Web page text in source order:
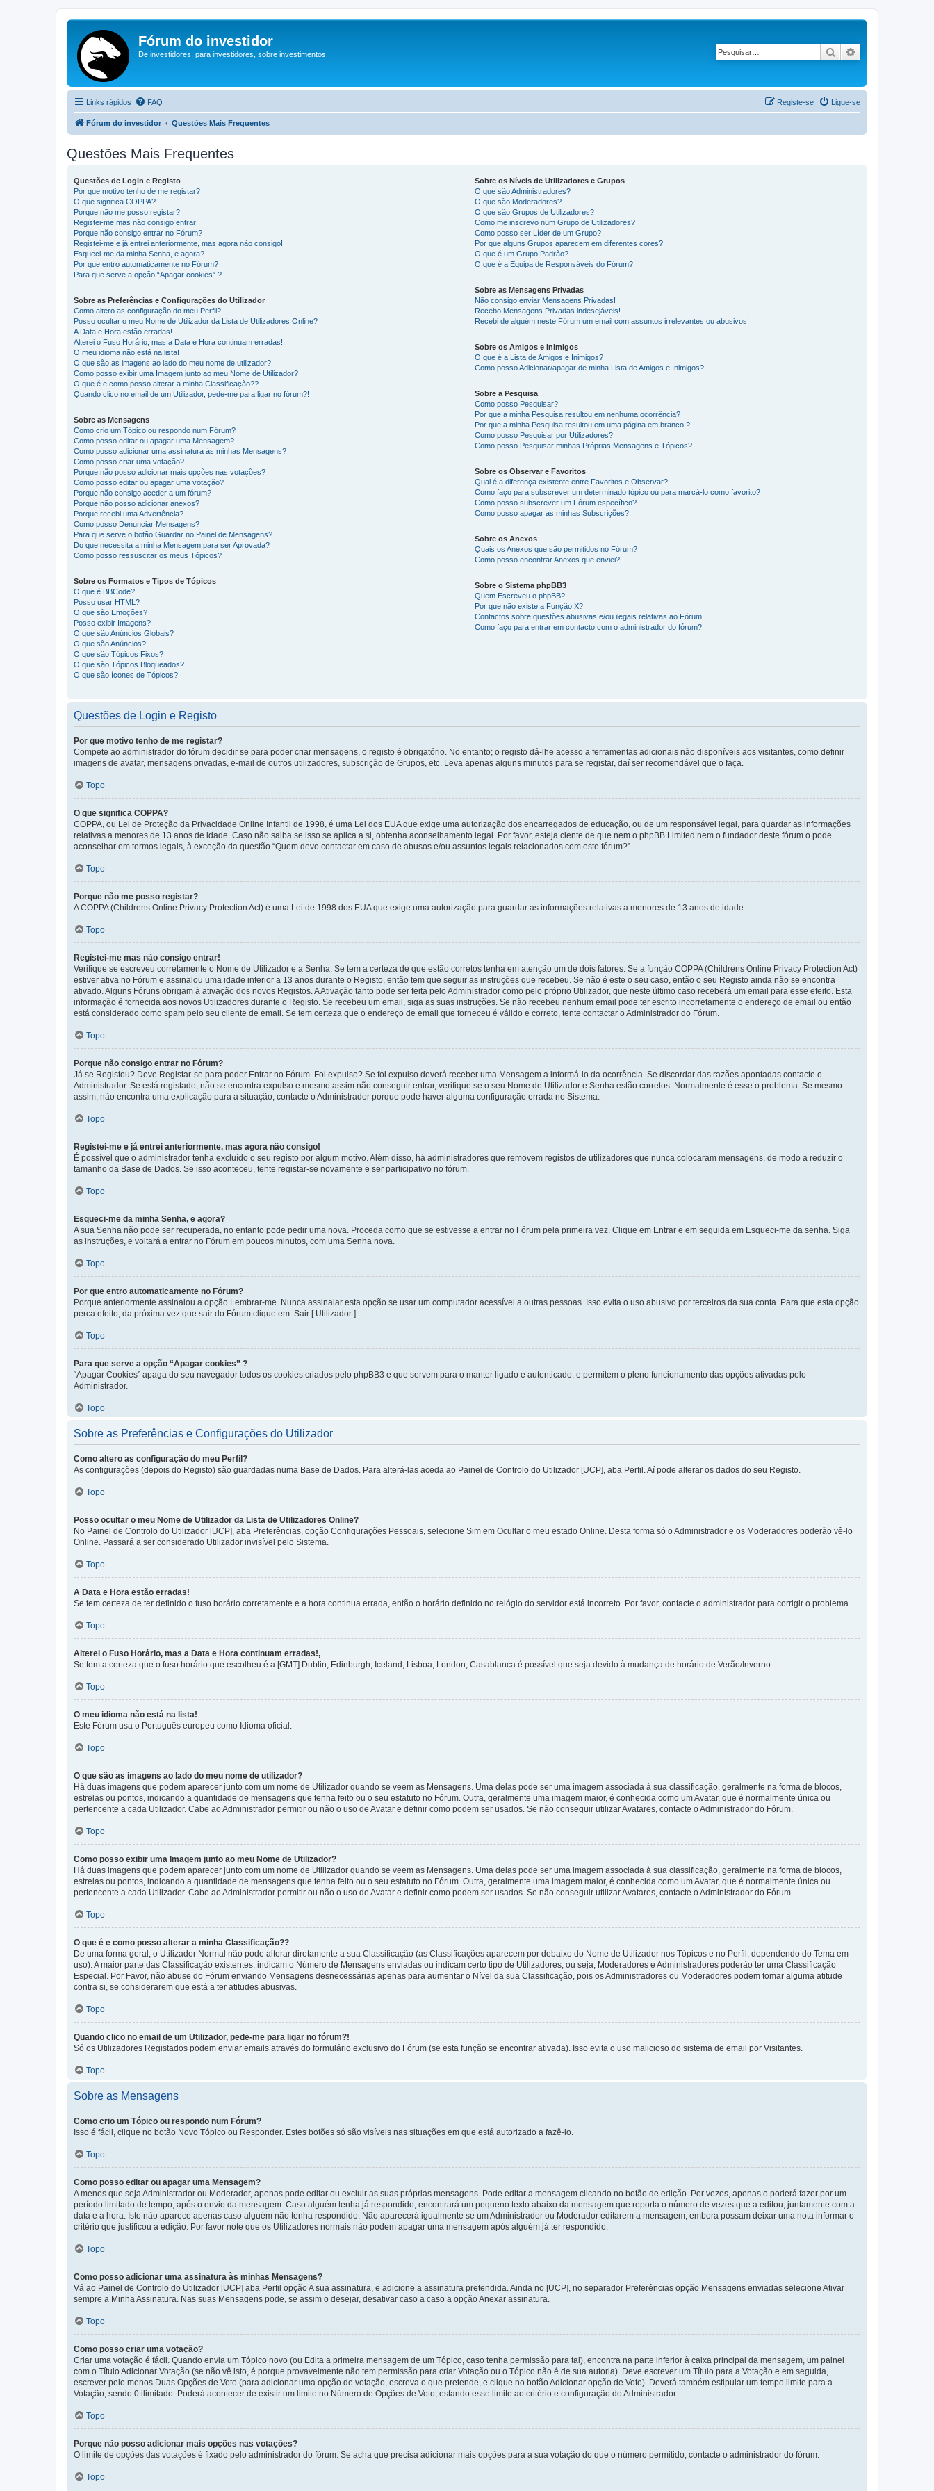
Fórum do investidor
De investidores, para investidores, sobre investimentos Pesquisar
Links rápidos FAQ Ligue-se
Registe-se
Fórum do investidor Questões Mais Frequentes
Questões Mais Frequentes
Questões de Login e Registo
Por que motivo tenho de me registar?
O que significa COPPA?
Porque não me posso registar?
Registei-me mas não consigo entrar!
Porque não consigo entrar no Fórum?
Registei-me e já entrei anteriormente, mas agora não consigo!
Esqueci-me da minha Senha, e agora?
Por que entro automaticamente no Fórum?
Para que serve a opção “Apagar cookies” ?
Sobre as Preferências e Configurações do Utilizador
Como altero as configuração do meu Perfil?
Posso ocultar o meu Nome de Utilizador da Lista de Utilizadores Online?
A Data e Hora estão erradas!
Alterei o Fuso Horário, mas a Data e Hora continuam erradas!,
O meu idioma não está na lista!
O que são as imagens ao lado do meu nome de utilizador?
Como posso exibir uma Imagem junto ao meu Nome de Utilizador?
O que é e como posso alterar a minha Classificação??
Quando clico no email de um Utilizador, pede-me para ligar no fórum?!
Sobre as Mensagens
Como crio um Tópico ou respondo num Fórum?
Como posso editar ou apagar uma Mensagem?
Como posso adicionar uma assinatura às minhas Mensagens?
Como posso criar uma votação?
Porque não posso adicionar mais opções nas votações?
Como posso editar ou apagar uma votação?
Porque não consigo aceder a um fórum?
Porque não posso adicionar anexos?
Porque recebi uma Advertência?
Como posso Denunciar Mensagens?
Para que serve o botão Guardar no Painel de Mensagens?
Do que necessita a minha Mensagem para ser Aprovada?
Como posso ressuscitar os meus Tópicos?
Sobre os Formatos e Tipos de Tópicos
O que é BBCode?
Posso usar HTML?
O que são Emoções?
Posso exibir Imagens?
O que são Anúncios Globais?
O que são Anúncios?
O que são Tópicos Fixos?
O que são Tópicos Bloqueados?
O que são ícones de Tópicos?
Sobre os Níveis de Utilizadores e Grupos
O que são Administradores?
O que são Moderadores?
O que são Grupos de Utilizadores?
Como me inscrevo num Grupo de Utilizadores?
Como posso ser Líder de um Grupo?
Por que alguns Grupos aparecem em diferentes cores?
O que é um Grupo Padrão?
O que é a Equipa de Responsáveis do Fórum?
Sobre as Mensagens Privadas
Não consigo enviar Mensagens Privadas!
Recebo Mensagens Privadas indesejáveis!
Recebi de alguém neste Fórum um email com assuntos irrelevantes ou abusivos!
Sobre os Amigos e Inimigos
O que é a Lista de Amigos e Inimigos?
Como posso Adicionar/apagar de minha Lista de Amigos e Inimigos?
Sobre a Pesquisa
Como posso Pesquisar?
Por que a minha Pesquisa resultou em nenhuma ocorrência?
Por que a minha Pesquisa resultou em uma página em branco!?
Como posso Pesquisar por Utilizadores?
Como posso Pesquisar minhas Próprias Mensagens e Tópicos?
Sobre os Observar e Favoritos
Qual é a diferença existente entre Favoritos e Observar?
Como faço para subscrever um determinado tópico ou para marcá-lo como favorito?
Como posso subscrever um Fórum específico?
Como posso apagar as minhas Subscrições?
Sobre os Anexos
Quais os Anexos que são permitidos no Fórum?
Como posso encontrar Anexos que enviei?
Sobre o Sistema phpBB3
Quem Escreveu o phpBB?
Por que não existe a Função X?
Contactos sobre questões abusivas e/ou ilegais relativas ao Fórum.
Como faço para entrar em contacto com o administrador do fórum?
Questões de Login e Registo
Por que motivo tenho de me registar?
Compete ao administrador do fórum decidir se para poder criar mensagens, o registo é obrigatório. No entanto; o registo dá-lhe acesso a ferramentas adicionais não disponíveis aos visitantes, como definir
imagens de avatar, mensagens privadas, e-mail de outros utilizadores, subscrição de Grupos, etc. Leva apenas alguns minutos para se registar, daí ser recomendável que o faça.
Topo
O que significa COPPA?
COPPA, ou Lei de Proteção da Privacidade Online Infantil de 1998, é uma Lei dos EUA que exige uma autorização dos encarregados de educação, ou de um responsável legal, para guardar as informações
relativas a menores de 13 anos de idade. Caso não saiba se isso se aplica a si, obtenha aconselhamento legal. Por favor, esteja ciente de que nem o phpBB Limited nem o fundador deste fórum o pode
aconselhar em termos legais, à exceção da questão “Quem devo contactar em caso de abusos e/ou assuntos legais relacionados com este fórum?”.
Topo
Porque não me posso registar?
A COPPA (Childrens Online Privacy Protection Act) é uma Lei de 1998 dos EUA que exige uma autorização para guardar as informações relativas a menores de 13 anos de idade.
Topo
Registei-me mas não consigo entrar!
Verifique se escreveu corretamente o Nome de Utilizador e a Senha. Se tem a certeza de que estão corretos tenha em atenção um de dois fatores. Se a função COPPA (Childrens Online Privacy Protection Act)
estiver ativa no Fórum e assinalou uma idade inferior a 13 anos durante o Registo, então tem que seguir as instruções que recebeu. Se não é este o seu caso, então o seu Registo ainda não se encontra
ativado. Alguns Fóruns obrigam à ativação dos novos Registos. A Ativação tanto pode ser feita pelo Administrador como pelo próprio Utilizador, que neste último caso receberá um email para esse efeito. Esta
informação é fornecida aos novos Utilizadores durante o Registo. Se recebeu um email, siga as suas instruções. Se não recebeu nenhum email pode ter escrito incorretamente o endereço de email ou então
está considerado como spam pelo seu cliente de email. Se tem certeza que o endereço de email que forneceu é válido e correto, tente contactar o Administrador do Fórum.
Topo
Porque não consigo entrar no Fórum?
Já se Registou? Deve Registar-se para poder Entrar no Fórum. Foi expulso? Se foi expulso deverá receber uma Mensagem a informá-lo da ocorrência. Se discordar das razões apontadas contacte o
Administrador. Se está registado, não se encontra expulso e mesmo assim não conseguir entrar, verifique se o seu Nome de Utilizador e Senha estão corretos. Normalmente é esse o problema. Se mesmo
assim, não encontra uma explicação para a situação, contacte o Administrador porque pode haver alguma configuração errada no Sistema.
Topo
Registei-me e já entrei anteriormente, mas agora não consigo!
É possível que o administrador tenha excluído o seu registo por algum motivo. Além disso, há administradores que removem registos de utilizadores que nunca colocaram mensagens, de modo a reduzir o
tamanho da Base de Dados. Se isso aconteceu, tente registar-se novamente e ser participativo no fórum.
Topo
Esqueci-me da minha Senha, e agora?
A sua Senha não pode ser recuperada, no entanto pode pedir uma nova. Proceda como que se estivesse a entrar no Fórum pela primeira vez. Clique em Entrar e em seguida em Esqueci-me da senha. Siga
as instruções, e voltará a entrar no Fórum em poucos minutos, com uma Senha nova.
Topo
Por que entro automaticamente no Fórum?
Porque anteriormente assinalou a opção Lembrar-me. Nunca assinalar esta opção se usar um computador acessível a outras pessoas. Isso evita o uso abusivo por terceiros da sua conta. Para que esta opção
perca efeito, da próxima vez que sair do Fórum clique em: Sair [ Utilizador ]
Topo
Para que serve a opção “Apagar cookies” ?
“Apagar Cookies” apaga do seu navegador todos os cookies criados pelo phpBB3 e que servem para o manter ligado e autenticado, e permitem o pleno funcionamento das opções ativadas pelo
Administrador.
Topo
Sobre as Preferências e Configurações do Utilizador
Como altero as configuração do meu Perfil?
As configurações (depois do Registo) são guardadas numa Base de Dados. Para alterá-las aceda ao Painel de Controlo do Utilizador [UCP], aba Perfil. Aí pode alterar os dados do seu Registo.
Topo
Posso ocultar o meu Nome de Utilizador da Lista de Utilizadores Online?
No Painel de Controlo do Utilizador [UCP], aba Preferências, opção Configurações Pessoais, selecione Sim em Ocultar o meu estado Online. Desta forma só o Administrador e os Moderadores poderão vê-lo
Online. Passará a ser considerado Utilizador invisível pelo Sistema.
Topo
A Data e Hora estão erradas!
Se tem certeza de ter definido o fuso horário corretamente e a hora continua errada, então o horário definido no relógio do servidor está incorreto. Por favor, contacte o administrador para corrigir o problema.
Topo
Alterei o Fuso Horário, mas a Data e Hora continuam erradas!,
Se tem a certeza que o fuso horário que escolheu é a [GMT] Dublin, Edinburgh, Iceland, Lisboa, London, Casablanca é possível que seja devido à mudança de horário de Verão/Inverno.
Topo
O meu idioma não está na lista!
Este Fórum usa o Português europeu como Idioma oficial.
Topo
O que são as imagens ao lado do meu nome de utilizador?
Há duas imagens que podem aparecer junto com um nome de Utilizador quando se veem as Mensagens. Uma delas pode ser uma imagem associada à sua classificação, geralmente na forma de blocos,
estrelas ou pontos, indicando a quantidade de mensagens que tenha feito ou o seu estatuto no Fórum. Outra, geralmente uma imagem maior, é conhecida como um Avatar, que é normalmente única ou
pertencente a cada Utilizador. Cabe ao Administrador permitir ou não o uso de Avatar e definir como podem ser usados. Se não conseguir utilizar Avatares, contacte o Administrador do Fórum.
Topo
Como posso exibir uma Imagem junto ao meu Nome de Utilizador?
Há duas imagens que podem aparecer junto com um nome de Utilizador quando se veem as Mensagens. Uma delas pode ser uma imagem associada à sua classificação, geralmente na forma de blocos,
estrelas ou pontos, indicando a quantidade de mensagens que tenha feito ou o seu estatuto no Fórum. Outra, geralmente uma imagem maior, é conhecida como um Avatar, que é normalmente única ou
pertencente a cada Utilizador. Cabe ao Administrador permitir ou não o uso de Avatar e definir como podem ser usados. Se não conseguir utilizar Avatares, contacte o Administrador do Fórum.
Topo
O que é e como posso alterar a minha Classificação??
De uma forma geral, o Utilizador Normal não pode alterar diretamente a sua Classificação (as Classificações aparecem por debaixo do Nome de Utilizador nos Tópicos e no Perfil, dependendo do Tema em
uso). A maior parte das Classificação existentes, indicam o Número de Mensagens enviadas ou indicam certo tipo de Utilizadores, ou seja, Moderadores e Administradores poderão ter uma Classificação
Especial. Por Favor, não abuse do Fórum enviando Mensagens desnecessárias apenas para aumentar o Nível da sua Classificação, pois os Administradores ou Moderadores podem tomar alguma atitude
contra si, se considerarem que está a ter atitudes abusivas.
Topo
Quando clico no email de um Utilizador, pede-me para ligar no fórum?!
Só os Utilizadores Registados podem enviar emails através do formulário exclusivo do Fórum (se esta função se encontrar ativada). Isso evita o uso malicioso do sistema de email por Visitantes.
Topo
Sobre as Mensagens
Como crio um Tópico ou respondo num Fórum?
Isso é fácil, clique no botão Novo Tópico ou Responder. Estes botões só são visíveis nas situações em que está autorizado a fazê-lo.
Topo
Como posso editar ou apagar uma Mensagem?
A menos que seja Administrador ou Moderador, apenas pode editar ou excluir as suas próprias mensagens. Pode editar a mensagem clicando no botão de edição. Por vezes, apenas o poderá fazer por um
período limitado de tempo, após o envio da mensagem. Caso alguém tenha já respondido, encontrará um pequeno texto abaixo da mensagem que reporta o número de vezes que a editou, juntamente com a
data e a hora. Isto não aparece apenas caso alguém não tenha respondido. Não aparecerá igualmente se um Administrador ou Moderador editarem a mensagem, embora possam deixar uma nota informar o
critério que justificou a edição. Por favor note que os Utilizadores normais não podem apagar uma mensagem após alguém já ter respondido.
Topo
Como posso adicionar uma assinatura às minhas Mensagens?
Vá ao Painel de Controlo do Utilizador [UCP] aba Perfil opção A sua assinatura, e adicione a assinatura pretendida. Ainda no [UCP], no separador Preferências opção Mensagens enviadas selecione Ativar
sempre a Minha Assinatura. Nas suas Mensagens pode, se assim o desejar, desativar caso a caso a opção Anexar assinatura.
Topo
Como posso criar uma votação?
Criar uma votação é fácil. Quando envia um Tópico novo (ou Edita a primeira mensagem de um Tópico, caso tenha permissão para tal), encontra na parte inferior à caixa principal da mensagem, um painel
com o Título Adicionar Votação (se não vê isto, é porque provavelmente não tem permissão para criar Votação ou o Tópico não é de sua autoria). Deve escrever um Título para a Votação e em seguida,
escrever pelo menos Duas Opções de Voto (para adicionar uma opção de votação, escreva o que pretende, e clique no botão Adicionar opção de Voto). Deverá também estipular um tempo limite para a
Votação, sendo 0 ilimitado. Poderá acontecer de existir um limite no Número de Opções de Voto, estando esse limite ao critério e configuração do Administrador.
Topo
Porque não posso adicionar mais opções nas votações?
O limite de opções das votações é fixado pelo administrador do fórum. Se acha que precisa adicionar mais opções para a sua votação do que o número permitido, contacte o administrador do fórum.
Topo